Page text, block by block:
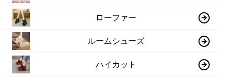
ローファー
ルームシューズ
ハイカット